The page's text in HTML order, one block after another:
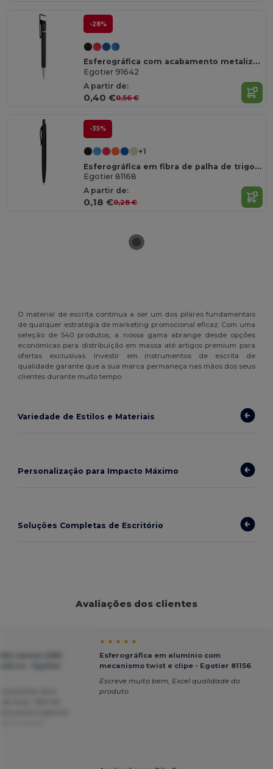
-28%
Esferográfica com acabamento metalizado
Egotier 91642
A partir de:
0,40 €0,56 €
-35%
+1
Esferográfica em fibra de palha de trigo e ABS com clipe
Egotier 81168
A partir de:
0,18 €0,28 €
O material de escrita continua a ser um dos pilares fundamentais
de qualquer estratégia de marketing promocional eficaz. Com uma
seleção de 540 produtos, a nossa gama abrange desde opções
económicas para distribuição em massa até artigos premium para
ofertas exclusivas. Investir em instrumentos de escrita de
qualidade garante que a sua marca permaneça nas mãos dos seus
clientes durante muito tempo.
Variedade de Estilos e Materiais
Personalização para Impacto Máximo
Soluções Completas de Escritório
Avaliações dos clientes
★ ★ ★ ★ ★
Esferográfica em alumínio com
mecanismo twist e clipe - Egotier 81156
Escreve muito bem, Excel qualidade do
produto